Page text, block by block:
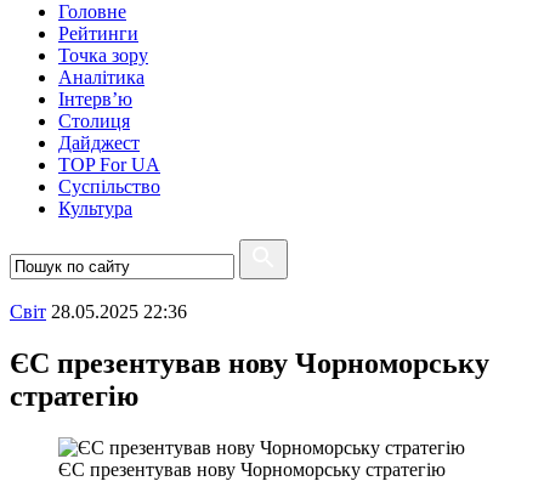
Головне
Рейтинги
Точка зору
Аналітика
Інтерв’ю
Столиця
Дайджест
TOP For UA
Суспiльство
Культура
Свiт 28.05.2025 22:36
ЄС презентував нову Чорноморську
стратегію
ЄС презентував нову Чорноморську стратегію